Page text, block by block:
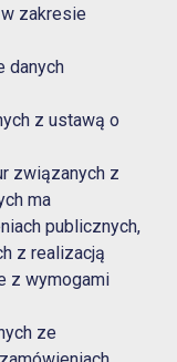
zakresie
danych
z ustawą o
związanych z
ma
publicznych,
z realizacją
z wymogami
ze